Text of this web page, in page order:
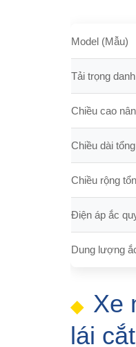
Model (Mẫu)
Tải trọng
Chiều cao
Chiều dài
Chiều rộng
Điện áp ắc
Dung lượng
Xe
lái